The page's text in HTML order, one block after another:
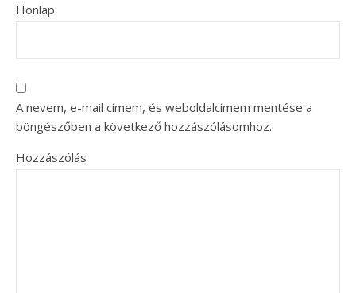
Honlap
A nevem, e-mail címem, és weboldalcímem mentése a
böngészőben a következő hozzászólásomhoz.
Hozzászólás